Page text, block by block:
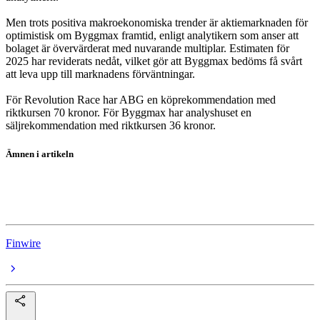
Men trots positiva makroekonomiska trender är aktiemarknaden för
optimistisk om Byggmax framtid, enligt analytikern som anser att
bolaget är övervärderat med nuvarande multiplar. Estimaten för
2025 har reviderats nedåt, vilket gör att Byggmax bedöms få svårt
att leva upp till marknadens förväntningar.
För Revolution Race har ABG en köprekommendation med
riktkursen 70 kronor. För Byggmax har analyshuset en
säljrekommendation med riktkursen 36 kronor.
Ämnen i artikeln
Finwire